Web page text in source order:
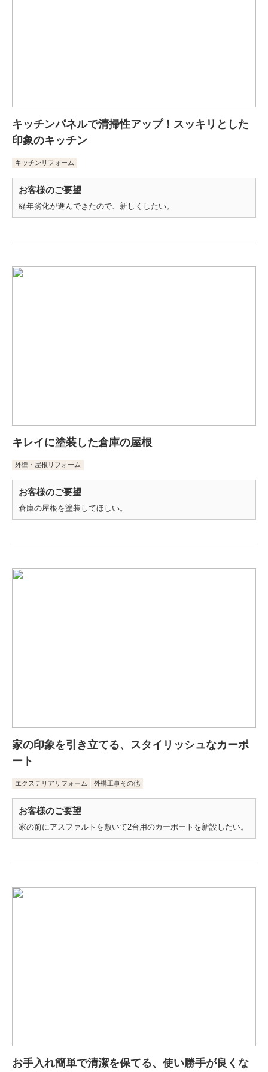
キッチンパネルで清掃性アップ！スッキリとした
印象のキッチン
キッチンリフォーム
お客様のご要望
経年劣化が進んできたので、新しくしたい。
キレイに塗装した倉庫の屋根
外壁・屋根リフォーム
お客様のご要望
倉庫の屋根を塗装してほしい。
家の印象を引き立てる、スタイリッシュなカーポ
ート
エクステリアリフォーム 外構工事その他
お客様のご要望
家の前にアスファルトを敷いて2台用のカーポートを新設したい。
お手入れ簡単で清潔を保てる、使い勝手が良くな